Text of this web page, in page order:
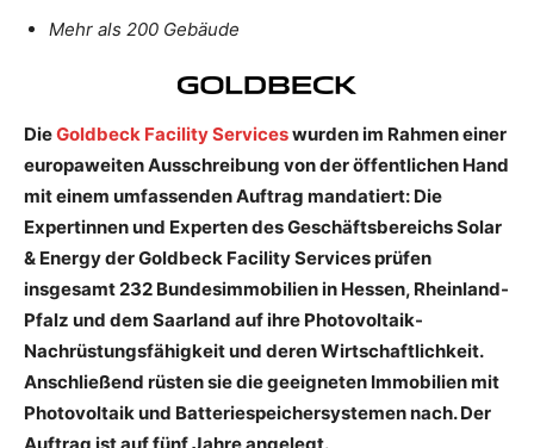
Mehr als 200 Gebäude
DieGoldbeck Facility Serviceswurden im Rahmen einer
europaweiten Ausschreibung von der öffentlichen Hand
mit einem umfassenden Auftrag mandatiert: Die
Expertinnen und Experten des Geschäftsbereichs Solar
& Energy der Goldbeck Facility Services prüfen
insgesamt 232 Bundesimmobilien in Hessen, Rheinland-
Pfalz und dem Saarland auf ihre Photovoltaik-
Nachrüstungsfähigkeit und deren Wirtschaftlichkeit.
Anschließend rüsten sie die geeigneten Immobilien mit
Photovoltaik und Batteriespeichersystemen nach. Der